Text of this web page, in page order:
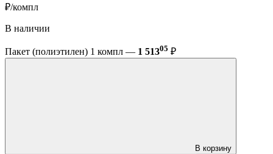
₽/компл
В наличии
Пакет (полиэтилен) 1 компл — 1 51305 ₽
В корзину